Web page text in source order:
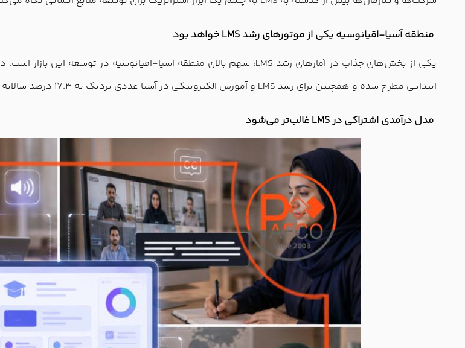
منطقه آسیا-اقیانوسیه یکی از موتورهای رشد LMS خواهد بود
ابتدایی مطرح شده و همچنین برای رشد LMS و آموزش الکترونیکی در آسیا عددی نزدیک به 17.3 درصد سالانه ذکر شده است.
مدل درآمدی اشتراکی در LMS غالب‌تر می‌شود